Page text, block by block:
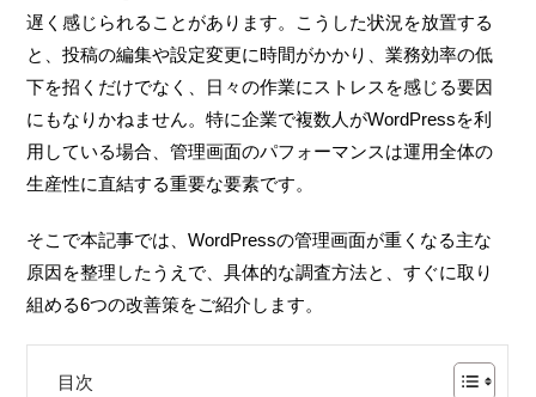
遅く感じられることがあります。こうした状況を放置する
と、投稿の編集や設定変更に時間がかかり、業務効率の低
下を招くだけでなく、日々の作業にストレスを感じる要因
にもなりかねません。特に企業で複数人がWordPressを利
用している場合、管理画面のパフォーマンスは運用全体の
生産性に直結する重要な要素です。
そこで本記事では、WordPressの管理画面が重くなる主な
原因を整理したうえで、具体的な調査方法と、すぐに取り
組める6つの改善策をご紹介します。
目次